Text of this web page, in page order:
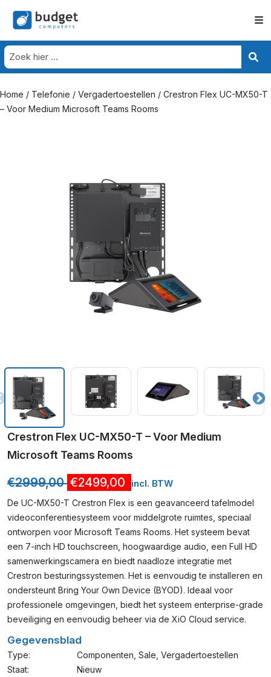
Home / Telefonie / Vergadertoestellen / Crestron Flex UC-MX50-T
– Voor Medium Microsoft Teams Rooms
Crestron Flex UC-MX50-T – Voor Medium
Microsoft Teams Rooms
€2999,00 €2499,00 incl. BTW
De UC-MX50-T Crestron Flex is een geavanceerd tafelmodel
videoconferentiesysteem voor middelgrote ruimtes, speciaal
ontworpen voor Microsoft Teams Rooms. Het systeem bevat
een 7-inch HD touchscreen, hoogwaardige audio, een Full HD
samenwerkingscamera en biedt naadloze integratie met
Crestron besturingssystemen. Het is eenvoudig te installeren en
ondersteunt Bring Your Own Device (BYOD). Ideaal voor
professionele omgevingen, biedt het systeem enterprise-grade
beveiliging en eenvoudig beheer via de XiO Cloud service.
Gegevensblad
Type: Componenten Sale Vergadertoestellen
Staat:
Nieuw